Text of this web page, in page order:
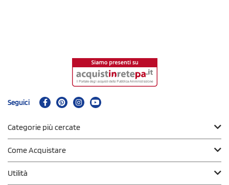
Seguici
Categorie più cercate
Come Acquistare
Utilità